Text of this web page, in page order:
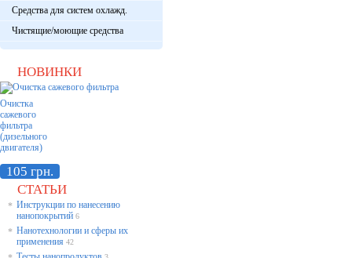
Средства для систем охлажд.
Чистящие/моющие средства
НОВИНКИ
Очистка
сажевого
фильтра
(дизельного
двигателя)
105 грн.
СТАТЬИ
* Инструкции по нанесению
нанопокрытий 6
* Нанотехнологии и сферы их
применения 42